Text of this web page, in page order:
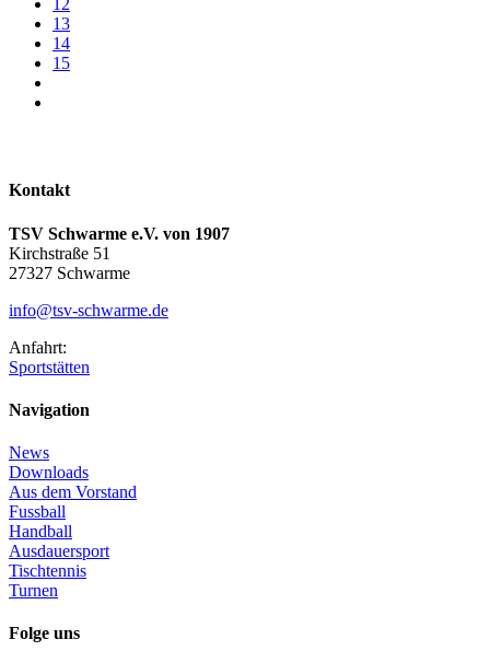
12
13
14
15
Kontakt
TSV Schwarme e.V. von 1907
Kirchstraße 51
27327 Schwarme
info@tsv-schwarme.de
Anfahrt:
Sportstätten
Navigation
News
Downloads
Aus dem Vorstand
Fussball
Handball
Ausdauersport
Tischtennis
Turnen
Folge uns